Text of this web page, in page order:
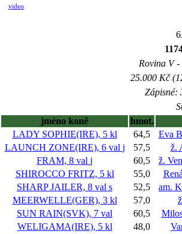
video
Rovina V
25.000 Kč
Zápisné:
jméno koně
hmot.
LADY SOPHIE(IRE), 5 kl 64,5
Eva
LAUNCH ZONE(IRE), 6 val j 57,5
ž.
FRAM, 8 val j 60,5
ž.
SHIROCCO FRITZ, 5 kl 55,0
SHARP JAILER, 8 val s 52,5
am.
MEERWELLE(GER), 3 kl 57,0
SUN RAIN(SVK), 7 val 60,5
WELIGAMA(IRE), 5 kl 48,0